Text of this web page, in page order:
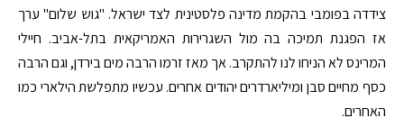
צידדה בפומבי בהקמת מדינה פלסטינית לצד ישראל. "גוש שלום" ערך
אז הפגנת תמיכה בה מול השגרירות האמריקאית בתל-אביב. חיילי
המרינס לא הניחו לנו להתקרב. אך מאז זרמו הרבה מים בירדן, וגם הרבה
כסף מחיים סבן ומיליארדרים יהודים אחרים. עכשיו מתפלשת הילארי כמו
האחרים.